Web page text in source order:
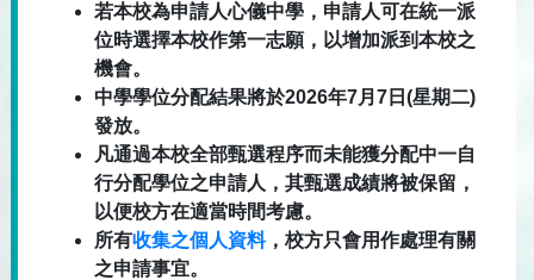
若本校為申請人心儀中學，申請人可在統一派
位時選擇本校作第一志願，以增加派到本校之
機會。
中學學位分配結果將於2026年7月7日(星期二)
發放。
凡通過本校全部甄選程序而未能獲分配中一自
行分配學位之申請人，其甄選成績將被保留，
以便校方在適當時間考慮。
所有收集之個人資料，校方只會用作處理有關
之申請事宜。